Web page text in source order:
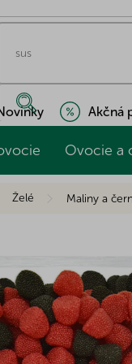
Akčná
Ovocie a
Želé Maliny a